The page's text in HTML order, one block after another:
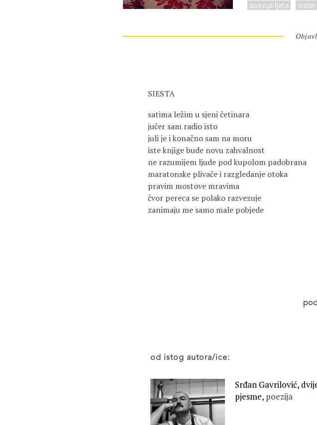
poezija ljeta
SIESTA
satima ležim u sjeni četinara
jučer sam radio isto
juli je i konačno sam na moru
iste knjige bude novu zahvalnost
ne razumijem ljude pod kupolom padobrana
maratonske plivače i razgledanje otoka
pravim mostove mravima
čvor pereca se polako razvezuje
zanimaju me samo male pobjede
od istog autora/ice:
Srđan Gavrilović,
pjesme, poezija